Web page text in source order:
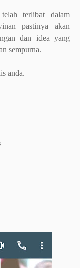
terlibat dalam
pastinya akan
dan idea yang
sempurna.
anda.